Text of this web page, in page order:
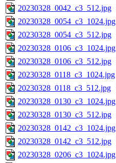
20230328_0042_c3_512.jpg
20230328_0054_c3_1024.jpg
20230328_0054_c3_512.jpg
20230328_0106_c3_1024.jpg
20230328_0106_c3_512.jpg
20230328_0118_c3_1024.jpg
20230328_0118_c3_512.jpg
20230328_0130_c3_1024.jpg
20230328_0130_c3_512.jpg
20230328_0142_c3_1024.jpg
20230328_0142_c3_512.jpg
20230328_0206_c3_1024.jpg